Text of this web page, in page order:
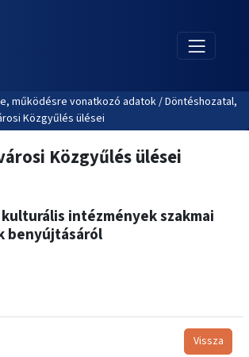
működésre vonatkozó adatok / Döntéshozatal,
Közgyűlés ülései
Közgyűlés ülései
intézmények szakmai
benyújtásáról
Vissza